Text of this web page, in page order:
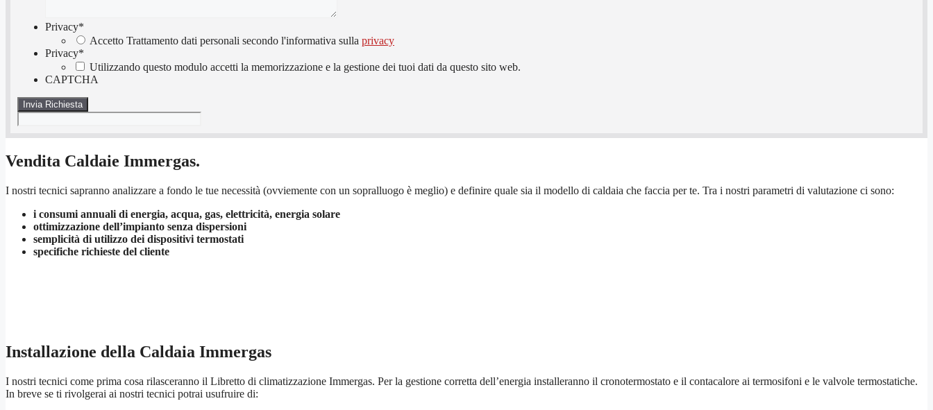
Privacy*
Accetto Trattamento dati personali secondo l'informativa sulla privacy
Privacy*
Utilizzando questo modulo accetti la memorizzazione e la gestione dei tuoi dati da questo sito web.
CAPTCHA
Vendita Caldaie Immergas.
I nostri tecnici sapranno analizzare a fondo le tue necessità (ovviemente con un sopralluogo è meglio) e definire quale sia il modello di caldaia che faccia per te. Tra i nostri parametri di valutazione ci sono:
i consumi annuali di energia, acqua, gas, elettricità, energia solare
ottimizzazione dell’impianto senza dispersioni
semplicità di utilizzo dei dispositivi termostati
specifiche richieste del cliente
Installazione della Caldaia Immergas
I nostri tecnici come prima cosa rilasceranno il Libretto di climatizzazione Immergas. Per la gestione corretta dell’energia installeranno il cronotermostato e il contacalore ai termosifoni e le valvole termostatiche.
In breve se ti rivolgerai ai nostri tecnici potrai usufruire di: